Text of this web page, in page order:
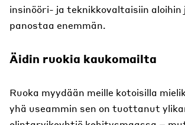
insinööri- ja teknikkovaltaisiin aloihin
panostaa enemmän.
Äidin ruokia kaukomailta
Ruoka myydään meille kotoisilla
yhä useammin sen on tuottanut